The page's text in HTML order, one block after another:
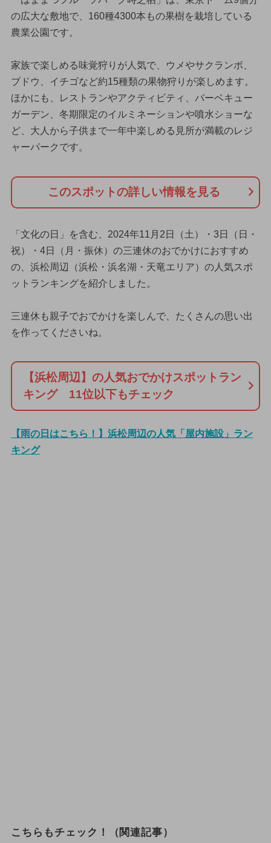
の広大な敷地で、160種4300本もの果樹を栽培している
農業公園です。
家族で楽しめる味覚狩りが人気で、ウメやサクランボ、
ブドウ、イチゴなど約15種類の果物狩りが楽しめます。
ほかにも、レストランやアクティビティ、バーベキュー
ガーデン、冬期限定のイルミネーションや噴水ショーな
ど、大人から子供まで一年中楽しめる見所が満載のレジ
ャーパークです。
このスポットの詳しい情報を見る
「文化の日」を含む、2024年11月2日（土）・3日（日・
祝）・4日（月・振休）の三連休のおでかけにおすすめ
の、浜松周辺（浜松・浜名湖・天竜エリア）の人気スポ
ットランキングを紹介しました。
三連休も親子でおでかけを楽しんで、たくさんの思い出
を作ってくださいね。
【浜松周辺】の人気おでかけスポットラン
キング 11位以下もチェック
【雨の日はこちら！】浜松周辺の人気「屋内施設」ラン
キング
こちらもチェック！（関連記事）